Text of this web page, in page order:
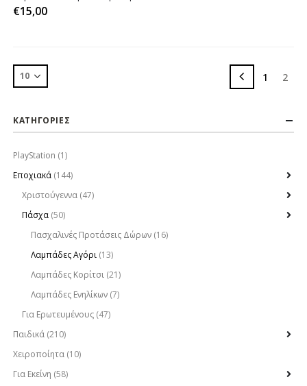
€15,00
1 2
ΚΑΤΗΓΟΡΙΕΣ
PlayStation (1)
Εποχιακά (144)
Χριστούγεννα (47)
Πάσχα (50)
Πασχαλινές Προτάσεις Δώρων (16)
Λαμπάδες Αγόρι (13)
Λαμπάδες Κορίτσι (21)
Λαμπάδες Ενηλίκων (7)
Για Ερωτευμένους (47)
Παιδικά (210)
Χειροποίητα (10)
Για Εκείνη (58)